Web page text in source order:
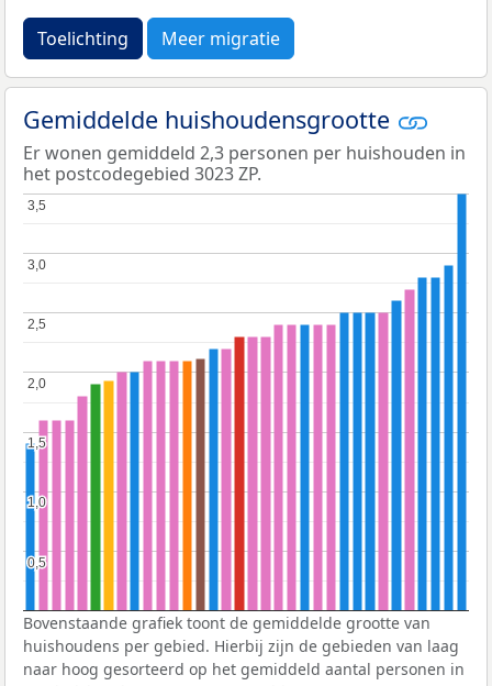
Toelichting Meer migratie
Gemiddelde huishoudensgrootte
Er wonen gemiddeld 2,3 personen per huishouden in
het postcodegebied 3023 ZP.
0,5
0,5
1,0
1,0
1,5
1,5
2,0
2,0
2,5
2,5
3,0
3,0
3,5
3,5
Bovenstaande grafiek toont de gemiddelde grootte van
huishoudens per gebied. Hierbij zijn de gebieden van laag
naar hoog gesorteerd op het gemiddeld aantal personen in